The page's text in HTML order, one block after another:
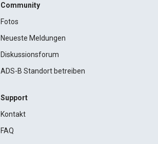
Community
Fotos
Neueste Meldungen
Diskussionsforum
ADS-B Standort betreiben
Support
Kontakt
FAQ